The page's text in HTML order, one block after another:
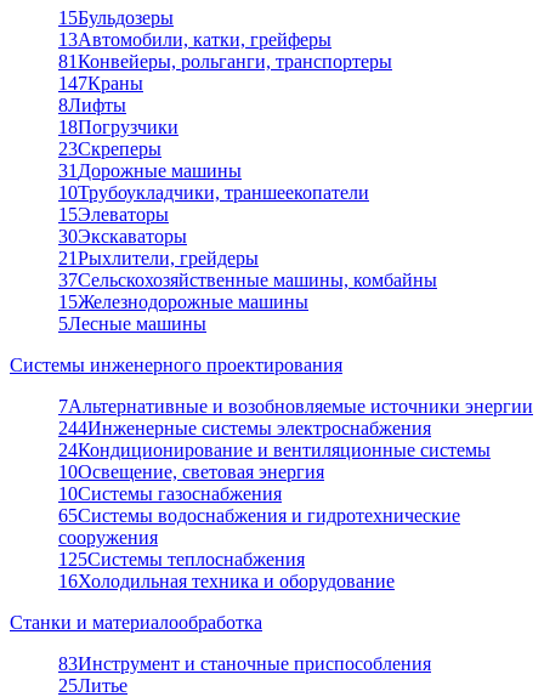
15Бульдозеры
13Автомобили, катки, грейферы
81Конвейеры, рольганги, транспортеры
147Краны
8Лифты
18Погрузчики
23Скреперы
31 Дорожные машины
10Трубоукладчики, траншеекопатели
15Элеваторы
30Экскаваторы
21Рыхлители, грейдеры
37Сельскохозяйственные машины, комбайны
15Железнодорожные машины
5Лесные машины
Системы инженерного проектирования
7Альтернативные и возобновляемые источники энергии
244Инженерные системы электроснабжения
24Кондиционирование и вентиляционные системы
10Освещение, световая энергия
10Системы газоснабжения
65Системы водоснабжения и гидротехнические
сооружения
125Системы теплоснабжения
16Холодильная техника и оборудование
Станки и материалообработка
83Инструмент и станочные приспособления
25Литье